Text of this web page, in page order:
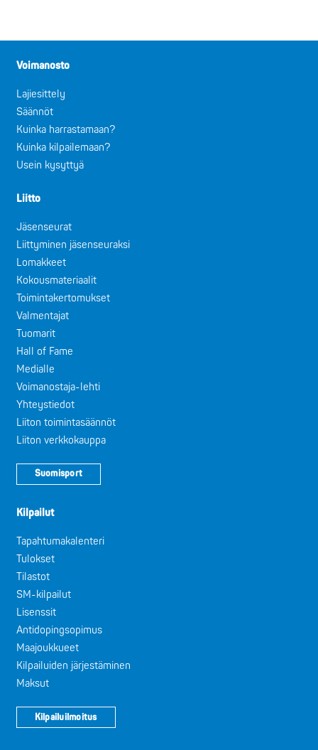
Voimanosto
Lajiesittely
Säännöt
Kuinka harrastamaan?
Kuinka kilpailemaan?
Usein kysyttyä
Liitto
Jäsenseurat
Liittyminen jäsenseuraksi
Lomakkeet
Kokousmateriaalit
Toimintakertomukset
Valmentajat
Tuomarit
Hall of Fame
Medialle
Voimanostaja-lehti
Yhteystiedot
Liiton toimintasäännöt
Liiton verkkokauppa
Suomisport
Kilpailut
Tapahtumakalenteri
Tulokset
Tilastot
SM-kilpailut
Lisenssit
Antidopingsopimus
Maajoukkueet
Kilpailuiden järjestäminen
Maksut
Kilpailuilmoitus